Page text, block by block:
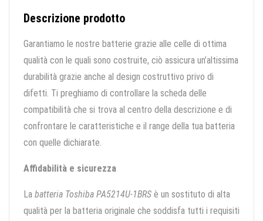
Descrizione prodotto
Garantiamo le nostre batterie grazie alle celle di ottima
qualità con le quali sono costruite, ciò assicura un’altissima
durabilità grazie anche al design costruttivo privo di
difetti. Ti preghiamo di controllare la scheda delle
compatibilità che si trova al centro della descrizione e di
confrontare le caratteristiche e il range della tua batteria
con quelle dichiarate.
Affidabilità e sicurezza
La batteria Toshiba PA5214U-1BRS è un sostituto di alta
qualità per la batteria originale che soddisfa tutti i requisiti